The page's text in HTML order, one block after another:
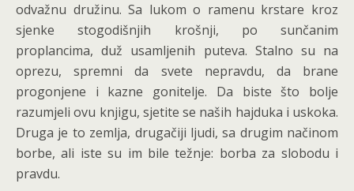
odvažnu družinu. Sa lukom o ramenu krstare kroz
sjenke stogodišnjih krošnji, po sunčanim
proplancima, duž usamljenih puteva. Stalno su na
oprezu, spremni da svete nepravdu, da brane
progonjene i kazne gonitelje. Da biste što bolje
razumjeli ovu knjigu, sjetite se naših hajduka i uskoka.
Druga je to zemlja, drugačiji ljudi, sa drugim načinom
borbe, ali iste su im bile težnje: borba za slobodu i
pravdu.